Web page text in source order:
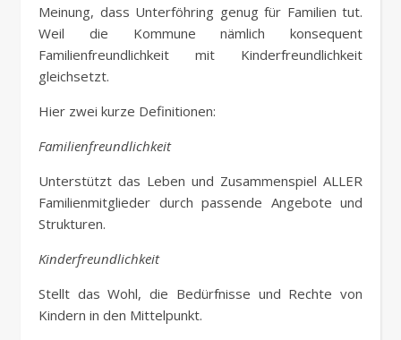
Meinung, dass Unterföhring genug für Familien tut.
Weil die Kommune nämlich konsequent
Familienfreundlichkeit mit Kinderfreundlichkeit
gleichsetzt.
Hier zwei kurze Definitionen:
Familienfreundlichkeit
Unterstützt das Leben und Zusammenspiel ALLER
Familienmitglieder durch passende Angebote und
Strukturen.
Kinderfreundlichkeit
Stellt das Wohl, die Bedürfnisse und Rechte von
Kindern in den Mittelpunkt.